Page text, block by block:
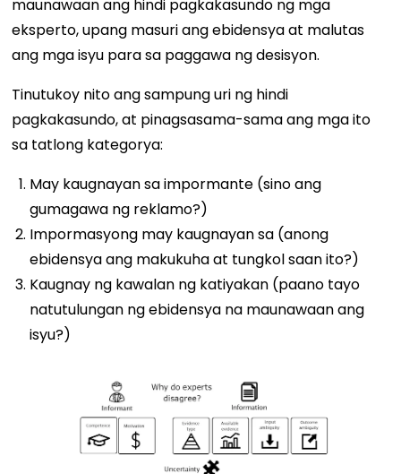
maunawaan ang hindi pagkakasundo ng mga
eksperto, upang masuri ang ebidensya at malutas
ang mga isyu para sa paggawa ng desisyon.
Tinutukoy nito ang sampung uri ng hindi
pagkakasundo, at pinagsasama-sama ang mga ito
sa tatlong kategorya:
May kaugnayan sa impormante (sino ang
gumagawa ng reklamo?)
Impormasyong may kaugnayan sa (anong
ebidensya ang makukuha at tungkol saan ito?)
Kaugnay ng kawalan ng katiyakan (paano tayo
natutulungan ng ebidensya na maunawaan ang
isyu?)